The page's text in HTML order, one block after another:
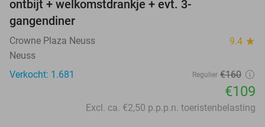
ontbijt + welkomstdrankje + evt. 3-
gangendiner
Crowne Plaza Neuss 9.4 star
Neuss
Verkocht: 1.681
Regulier €160
€109
Excl. ca. €2,50 p.p.p.n. toeristenbelasting